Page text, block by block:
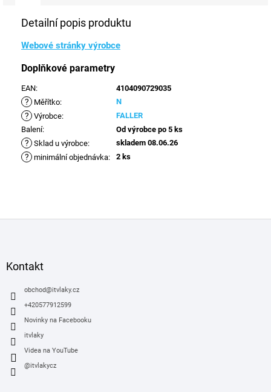
Detailní popis produktu
Webové stránky výrobce
Doplňkové parametry
EAN: 4104090729035
? Měřítko: N
? Výrobce:
FALLER
Balení: Od výrobce po 5 ks
? Sklad u výrobce: skladem 08.06.26
? minimální objednávka: 2 ks
Kontakt
obchod@itvlaky.cz
+420577912599
Novinky na Facebooku
itvlaky
Videa na YouTube
@itvlakycz